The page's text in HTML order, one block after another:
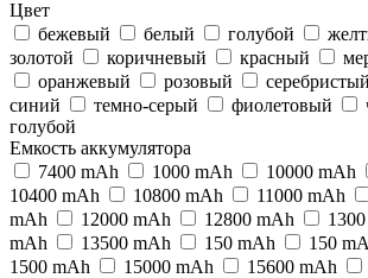
Цвет
бежевый
белый голубой
золотой
коричневый красный
оранжевый
розовый серебристый
синий
темно-серый фиолетовый
голубой
Емкость аккумулятора
7400 mAh
1000 mAh 10000 mAh
10400 mAh
10800 mAh 11000 mAh
mAh
12000 mAh 12800 mAh
mAh
13500 mAh 150 mAh
150
1500 mAh
15000 mAh 15600 mAh